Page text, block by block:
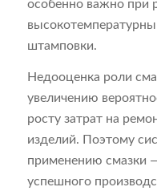
особенно важно при
штамповки.
Недооценка роли
увеличению
росту затрат на
изделий. Поэтому
применению смазки
успешного